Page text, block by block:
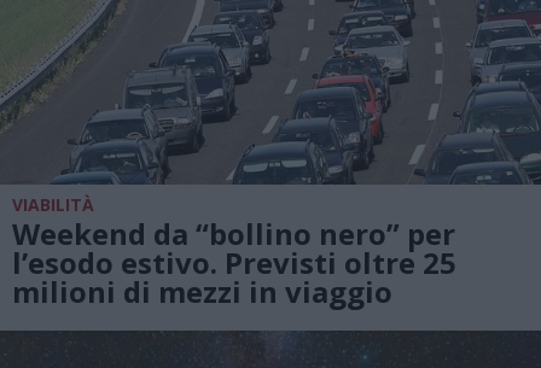
VIABILITÀ
Weekend da “bollino nero” per
l’esodo estivo. Previsti oltre 25
milioni di mezzi in viaggio